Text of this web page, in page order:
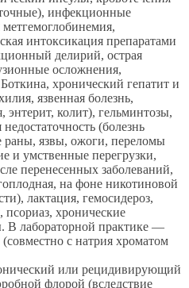
инфекционные
метгемоглобинемия,
интоксикация препаратами
делирий, острая
осложнения,
хронический гепатит и
язвенная болезнь,
энтерит, колит), гельминтозы,
(болезнь
язвы, ожоги, переломы
и умственные перегрузки,
перенесенных заболеваний,
на фоне никотиновой
лактация, гемосидероз,
хронические
В лабораторной практике —
с натрия хроматом
или рецидивирующий
флорой (вследствие